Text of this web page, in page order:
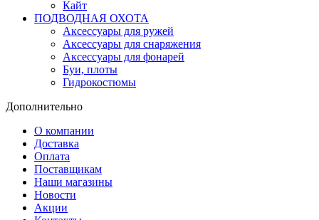
Кайт
ПОДВОДНАЯ ОХОТА
Аксессуары для ружей
Аксессуары для снаряжения
Аксессуары для фонарей
Буи, плоты
Гидрокостюмы
Дополнительно
О компании
Доставка
Оплата
Поставщикам
Наши магазины
Новости
Акции